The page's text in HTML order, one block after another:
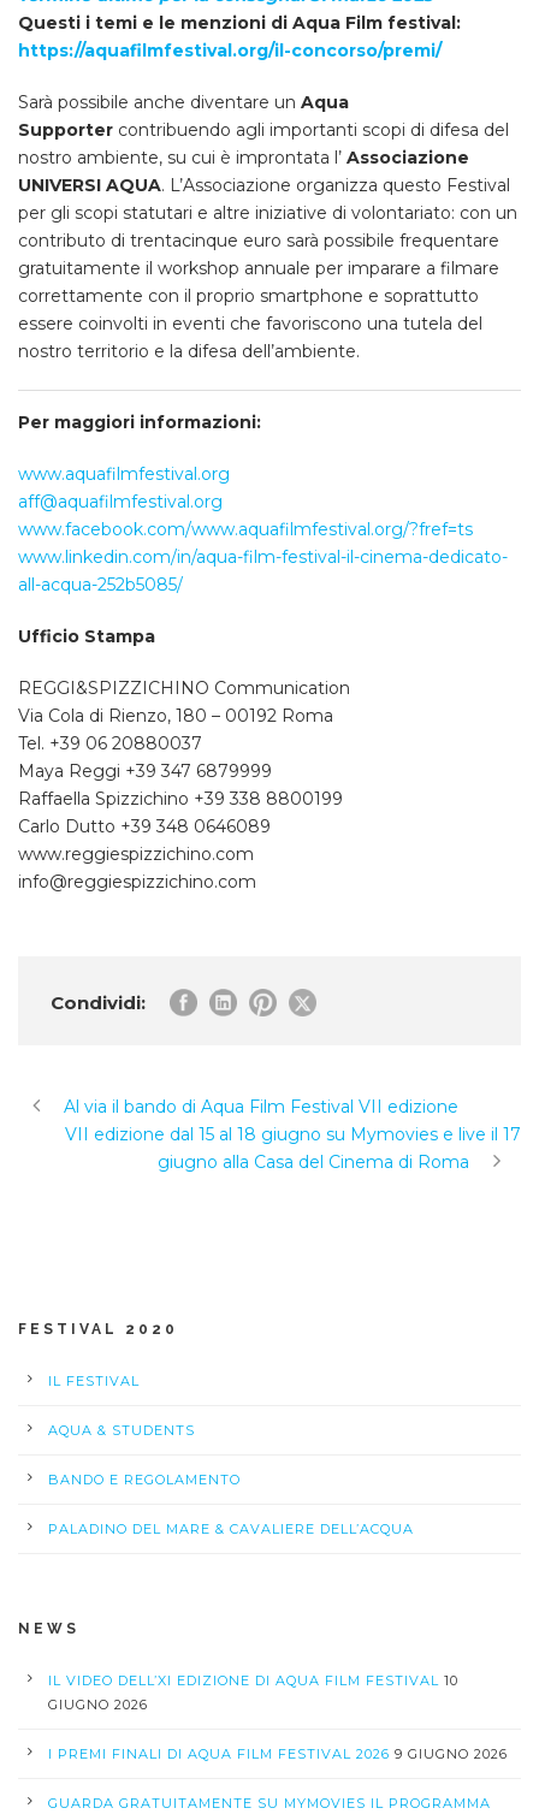
Questi i temi e le menzioni di Aqua Film festival:
https://aquafilmfestival.org/il-concorso/premi/
Sarà possibile anche diventare un Aqua
Supporter contribuendo agli importanti scopi di difesa del
nostro ambiente, su cui è improntata l’ Associazione
UNIVERSI AQUA. L’Associazione organizza questo Festival
per gli scopi statutari e altre iniziative di volontariato: con un
contributo di trentacinque euro sarà possibile frequentare
gratuitamente il workshop annuale per imparare a filmare
correttamente con il proprio smartphone e soprattutto
essere coinvolti in eventi che favoriscono una tutela del
nostro territorio e la difesa dell’ambiente.
Per maggiori informazioni:
www.aquafilmfestival.org
aff@aquafilmfestival.org
www.facebook.com/www.aquafilmfestival.org/?fref=ts
www.linkedin.com/in/aqua-film-festival-il-cinema-dedicato-
all-acqua-252b5085/
Ufficio Stampa
REGGI&SPIZZICHINO Communication
Via Cola di Rienzo, 180 – 00192 Roma
Tel. +39 06 20880037
Maya Reggi +39 347 6879999
Raffaella Spizzichino +39 338 8800199
Carlo Dutto +39 348 0646089
www.reggiespizzichino.com
info@reggiespizzichino.com
Condividi:
Al via il bando di Aqua Film Festival VII edizione
VII edizione dal 15 al 18 giugno su Mymovies e live il 17
giugno alla Casa del Cinema di Roma
FESTIVAL 2020
IL FESTIVAL
AQUA & STUDENTS
BANDO E REGOLAMENTO
PALADINO DEL MARE & CAVALIERE DELL’ACQUA
NEWS
IL VIDEO DELL’XI EDIZIONE DI AQUA FILM FESTIVAL 10
GIUGNO 2026
I PREMI FINALI DI AQUA FILM FESTIVAL 2026 9 GIUGNO 2026
GUARDA GRATUITAMENTE SU MYMOVIES IL PROGRAMMA